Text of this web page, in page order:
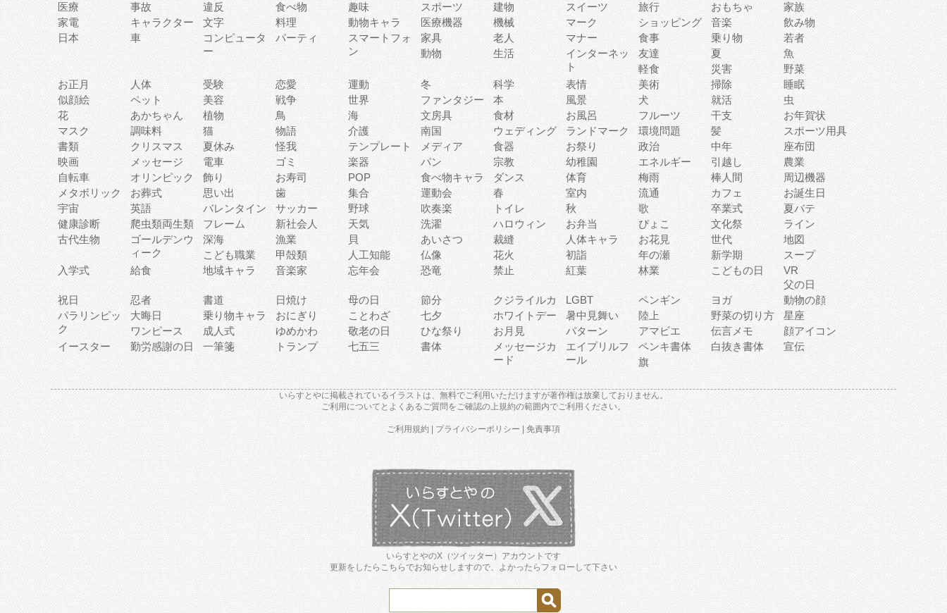
医療
事故 違反 食べ物 趣味 スポーツ 建物 スイーツ 旅行 おもちゃ
家族
家電
キャラクター 文字 料理 動物キャラ 医療機器 機械 マーク ショッピング 音楽
飲み物
日本
車
コンピュータ
ー
パーティ
スマートフォ
ン
家具 老人 マナー 食事 乗り物
若者
動物
生活
インターネッ
ト
友達 夏
魚
軽食
災害
野菜
お正月
人体 受験 恋愛 運動 冬 科学 表情 美術 掃除
睡眠
似顔絵
ペット 美容 戦争 世界 ファンタジー 本 風景 犬 就活
虫
花
あかちゃん 植物 鳥 海 文房具 食材 お風呂 フルーツ 干支
お年賀状
マスク
調味料 猫 物語 介護 南国 ウェディング ランドマーク 環境問題 髪
スポーツ用具
書類
クリスマス 夏休み 怪我 テンプレート メディア 食器 お祭り 政治 中年
座布団
映画
メッセージ 電車 ゴミ 楽器 パン 宗教 幼稚園 エネルギー 引越し
農業
自転車
オリンピック 飾り お寿司 POP 食べ物キャラ ダンス 体育 梅雨 棒人間
周辺機器
メタボリック
お葬式 思い出 歯 集合 運動会 春 室内 流通 カフェ
お誕生日
宇宙
英語 バレンタイン サッカー 野球 吹奏楽 トイレ 秋 歌 卒業式
夏バテ
健康診断
爬虫類両生類 フレーム 新社会人 天気 洗濯 ハロウィン お弁当 ぴょこ 文化祭
ライン
古代生物
ゴールデンウ
ィーク
深海 漁業 貝 あいさつ 裁縫 人体キャラ お花見 世代
地図
こども職業
甲殻類 人工知能 仏像 花火 初詣 年の瀬 新学期
スープ
入学式
給食 地域キャラ 音楽家 忘年会 恐竜 禁止 紅葉 林業 こどもの日
VR
父の日
祝日
忍者 書道 日焼け 母の日 節分 クジライルカ LGBT ペンギン ヨガ
動物の顔
パラリンピッ
ク
大晦日 乗り物キャラ おにぎり ことわざ 七夕 ホワイトデー 暑中見舞い 陸上 野菜の切り方
星座
ワンピース
成人式 ゆめかわ 敬老の日 ひな祭り お月見 パターン アマビエ 伝言メモ
顔アイコン
イースター
勤労感謝の日 一筆箋 トランプ 七五三 書体
メッセージカ
ード
エイプリルフ
ール
ペンキ書体 白抜き書体
宣伝
旗
いらすとやに掲載されているイラストは、無料でご利用いただけますが著作権は放棄しておりません。
ご利用について と よくあるご質問をご確認の上規約の範囲内でご利用ください。
ご利用規約 プライバシーポリシー 免責事項
いらすとやのX（ツイッター）アカウントです
更新をしたらこちらでお知らせしますので、よかったらフォローして下さい